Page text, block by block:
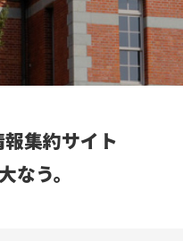
集約サイト
う。